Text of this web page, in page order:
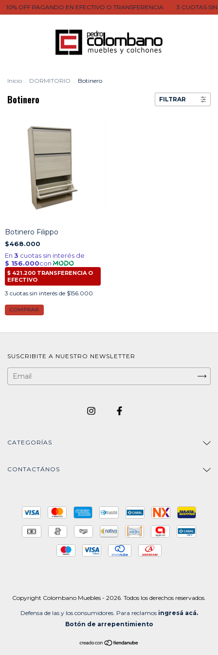
10% OFF PAGANDO EN EFECTIVO O TRANSFERENCIA 3 CUOTAS SIN
Inicio . DORMITORIO . Botinero
Botinero FILTRAR
Botinero Filippo
$468.000
3 cuotas sin interés de $156.000
COMPRAR
SUSCRIBITE A NUESTRO NEWSLETTER
CATEGORÍAS
CONTACTÁNOS
Copyright Colombano Muebles - 2026. Todos los derechos reservados.
Defensa de las y los consumidores. Para reclamos ingresá acá.
Botón de arrepentimiento